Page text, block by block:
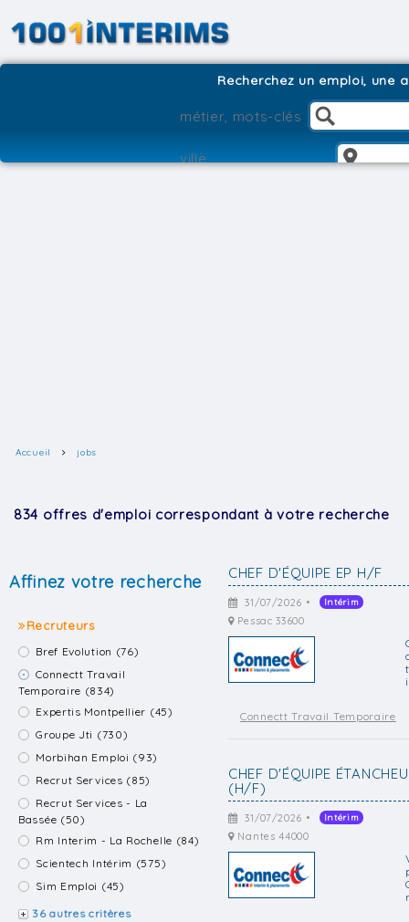
Recherchez un emploi, une
Accueil jobs
834 offres d'emploi correspondant à votre recherche
Affinez votre recherche
Recruteurs
Bref Evolution (76)
Connectt Travail
Temporaire (834)
Expertis Montpellier (45)
Groupe Jti (730)
Morbihan Emploi (93)
Recrut Services (85)
Recrut Services - La
Bassée (50)
Rm Interim - La Rochelle (84)
Scientech Intérim (575)
Sim Emploi (45)
36 autres critères
CHEF D'ÉQUIPE EP H/F
31/07/2026 • Intérim
Pessac 33600
Connectt Travail Temporaire
CHEF D'ÉQUIPE
(H/F)
31/07/2026 • Intérim
Nantes 44000